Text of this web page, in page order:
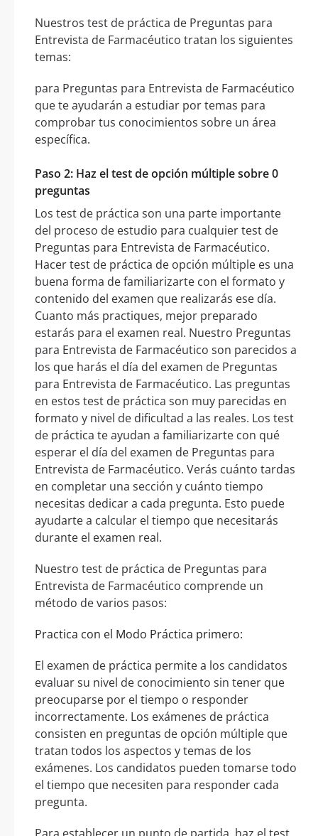
Nuestros test de práctica de Preguntas para
Entrevista de Farmacéutico tratan los siguientes
temas:
para Preguntas para Entrevista de Farmacéutico
que te ayudarán a estudiar por temas para
comprobar tus conocimientos sobre un área
específica.
Paso 2: Haz el test de opción múltiple sobre 0
preguntas
Los test de práctica son una parte importante
del proceso de estudio para cualquier test de
Preguntas para Entrevista de Farmacéutico.
Hacer test de práctica de opción múltiple es una
buena forma de familiarizarte con el formato y
contenido del examen que realizarás ese día.
Cuanto más practiques, mejor preparado
estarás para el examen real. Nuestro Preguntas
para Entrevista de Farmacéutico son parecidos a
los que harás el día del examen de Preguntas
para Entrevista de Farmacéutico. Las preguntas
en estos test de práctica son muy parecidas en
formato y nivel de dificultad a las reales. Los test
de práctica te ayudan a familiarizarte con qué
esperar el día del examen de Preguntas para
Entrevista de Farmacéutico. Verás cuánto tardas
en completar una sección y cuánto tiempo
necesitas dedicar a cada pregunta. Esto puede
ayudarte a calcular el tiempo que necesitarás
durante el examen real.
Nuestro test de práctica de Preguntas para
Entrevista de Farmacéutico comprende un
método de varios pasos:
Practica con el Modo Práctica primero:
El examen de práctica permite a los candidatos
evaluar su nivel de conocimiento sin tener que
preocuparse por el tiempo o responder
incorrectamente. Los exámenes de práctica
consisten en preguntas de opción múltiple que
tratan todos los aspectos y temas de los
exámenes. Los candidatos pueden tomarse todo
el tiempo que necesiten para responder cada
pregunta.